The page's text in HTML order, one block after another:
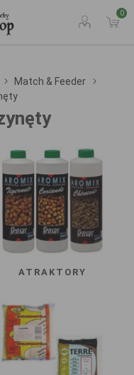
0
Match & Feeder
ATRAKTORY